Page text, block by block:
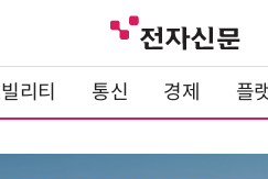
리티 통신 경제 플